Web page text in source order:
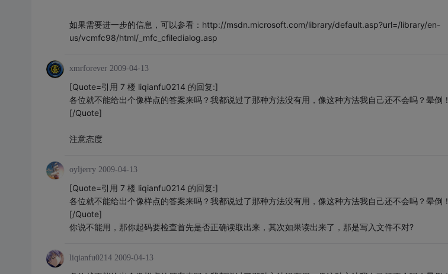
如果需要进一步的信息，可以参看：http://msdn.microsoft.com/library/default.asp?url=/library/en-
us/vcmfc98/html/_mfc_cfiledialog.asp
xmrforever 2009-04-13
[Quote=引用 7 楼 liqianfu0214 的回复:]
各位就不能给出个像样点的答案来吗？我都说过了那种方法没有用，像这种方法我自己还不会吗？晕倒！
[/Quote]
注意态度
oyljerry 2009-04-13
[Quote=引用 7 楼 liqianfu0214 的回复:]
各位就不能给出个像样点的答案来吗？我都说过了那种方法没有用，像这种方法我自己还不会吗？晕倒！
[/Quote]
你说不能用，那你起码要检查首先是否正确读取出来，其次如果读出来了，那是写入文件不对?
liqianfu0214 2009-04-13